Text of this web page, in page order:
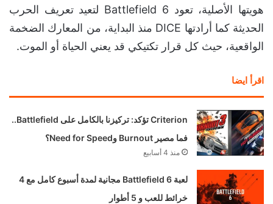
هويتها الأصلية، تعود Battlefield 6 لتعيد تعريف الحرب
الحديثة كما أرادتها DICE منذ البداية، من المعارك الضخمة
الواقعية، حيث كل قرار تكتيكي قد يعني الحياة أو الموت.
اقرأ ايضا
Criterion تؤكد: تركيزنا بالكامل على Battlefield..
فما مصير Burnout وNeed for Speed؟
منذ 4 أسابيع
لعبة Battlefield 6 مجانية لمدة أسبوع كامل مع 4
خرائط للعب و 5 أطوار